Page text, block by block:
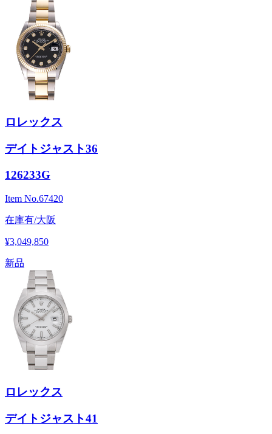
ロレックス
デイトジャスト36
126233G
Item No.67420
在庫有/大阪
¥3,049,850
新品
ロレックス
デイトジャスト41